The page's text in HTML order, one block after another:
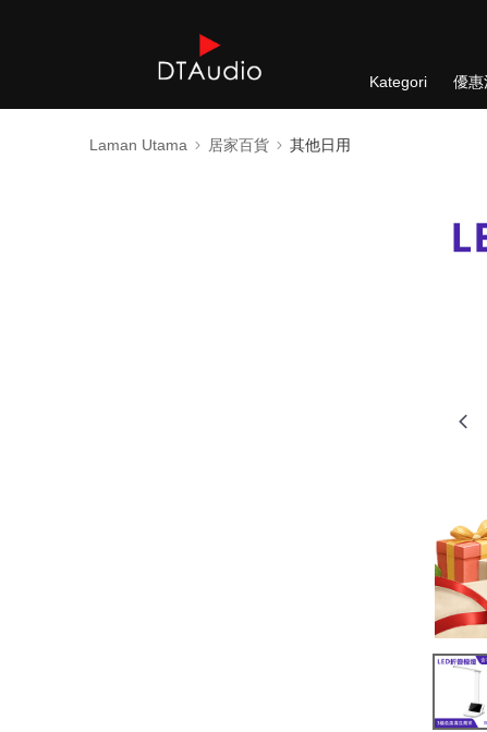
Kategori 優惠
Laman Utama 居家百貨 其他日用